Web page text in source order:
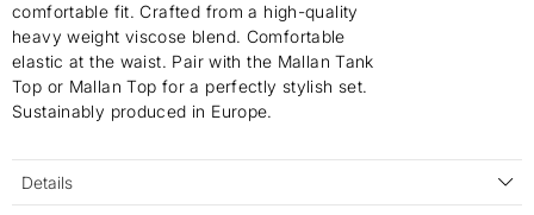
comfortable fit. Crafted from a high-quality
heavy weight viscose blend. Comfortable
elastic at the waist. Pair with the Mallan Tank
Top or Mallan Top for a perfectly stylish set.
Sustainably produced in Europe.
Details